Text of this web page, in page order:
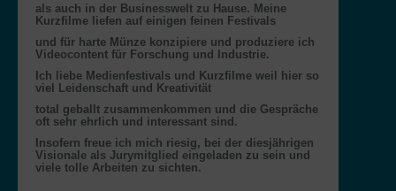
als auch in der Businesswelt zu Hause. Meine
Kurzfilme liefen auf einigen feinen Festivals
und für harte Münze konzipiere und produziere ich
Videocontent für Forschung und Industrie.
Ich liebe Medienfestivals und Kurzfilme weil hier so
viel Leidenschaft und Kreativität
total geballt zusammenkommen und die Gespräche
oft sehr ehrlich und interessant sind.
Insofern freue ich mich riesig, bei der diesjährigen
Visionale als Jurymitglied eingeladen zu sein und
viele tolle Arbeiten zu sichten.